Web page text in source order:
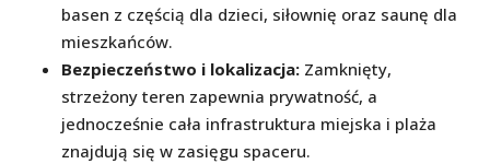
basen z częścią dla dzieci, siłownię oraz saunę dla
mieszkańców.
Bezpieczeństwo i lokalizacja: Zamknięty,
strzeżony teren zapewnia prywatność, a
jednocześnie cała infrastruktura miejska i plaża
znajdują się w zasięgu spaceru.